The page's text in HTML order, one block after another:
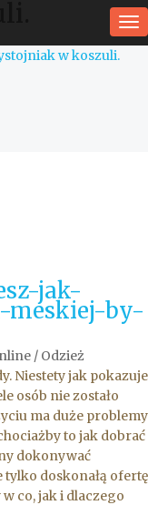
w koszuli.
jak-
meskiej-by-
/ Odzież
Niestety jak pokazuje
osób nie zostało
ma duże problemy
to jak dobrać
dokonywać
tylko doskonałą ofertę
co, jak i dlaczego